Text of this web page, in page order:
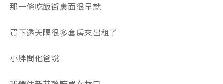
那一條吃飯街裏面很早就
買下透天隔很多套房來出租了
小胖問他爸說